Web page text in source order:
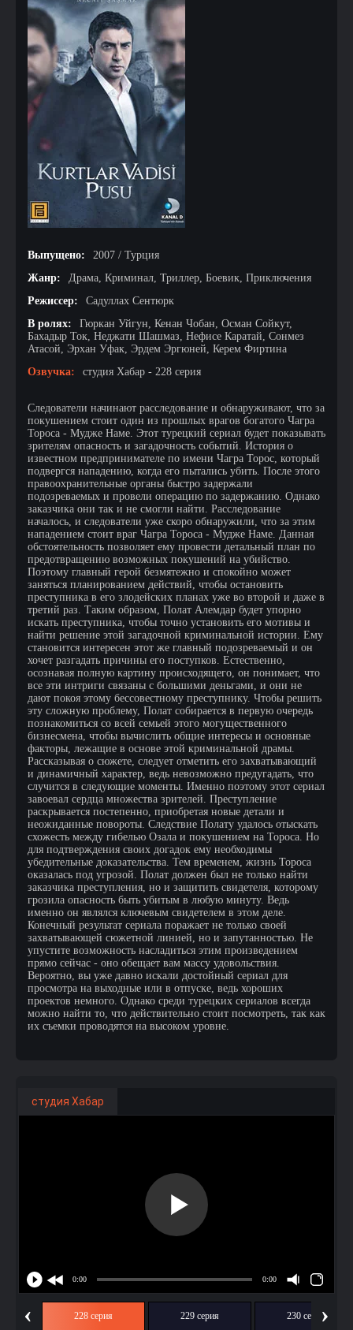
Выпущено:
2007 / Турция
Жанр:
Драма, Криминал, Триллер, Боевик, Приключения
Режиссер:
Садуллах Сентюрк
В ролях:
Гюркан Уйгун, Кенан Чобан, Осман Сойкут,
Бахадыр Ток, Неджати Шашмаз, Нефисе Каратай, Сонмез
Атасой, Эрхан Уфак, Эрдем Эргюней, Керем Фиртина
Озвучка:
студия Хабар - 228 серия
Следователи начинают расследование и обнаруживают, что за
покушением стоит один из прошлых врагов богатого Чагра
Тороса - Мудже Наме. Этот турецкий сериал будет показывать
зрителям опасность и загадочность событий. История о
известном предпринимателе по имени Чагра Торос, который
подвергся нападению, когда его пытались убить. После этого
правоохранительные органы быстро задержали
подозреваемых и провели операцию по задержанию. Однако
заказчика они так и не смогли найти. Расследование
началось, и следователи уже скоро обнаружили, что за этим
нападением стоит враг Чагра Тороса - Мудже Наме. Данная
обстоятельность позволяет ему провести детальный план по
предотвращению возможных покушений на убийство.
Поэтому главный герой безмятежно и спокойно может
заняться планированием действий, чтобы остановить
преступника в его злодейских планах уже во второй и даже в
третий раз. Таким образом, Полат Алемдар будет упорно
искать преступника, чтобы точно установить его мотивы и
найти решение этой загадочной криминальной истории. Ему
становится интересен этот же главный подозреваемый и он
хочет разгадать причины его поступков. Естественно,
осознавая полную картину происходящего, он понимает, что
все эти интриги связаны с большими деньгами, и они не
дают покоя этому бессовестному преступнику. Чтобы решить
эту сложную проблему, Полат собирается в первую очередь
познакомиться со всей семьей этого могущественного
бизнесмена, чтобы вычислить общие интересы и основные
факторы, лежащие в основе этой криминальной драмы.
Рассказывая о сюжете, следует отметить его захватывающий
и динамичный характер, ведь невозможно предугадать, что
случится в следующие моменты. Именно поэтому этот сериал
завоевал сердца множества зрителей. Преступление
раскрывается постепенно, приобретая новые детали и
неожиданные повороты. Следствие Полату удалось отыскать
схожесть между гибелью Озала и покушением на Тороса. Но
для подтверждения своих догадок ему необходимы
убедительные доказательства. Тем временем, жизнь Тороса
оказалась под угрозой. Полат должен был не только найти
заказчика преступления, но и защитить свидетеля, которому
грозила опасность быть убитым в любую минуту. Ведь
именно он являлся ключевым свидетелем в этом деле.
Конечный результат сериала поражает не только своей
захватывающей сюжетной линией, но и запутанностью. Не
упустите возможность насладиться этим произведением
прямо сейчас - оно обещает вам массу удовольствия.
Вероятно, вы уже давно искали достойный сериал для
просмотра на выходные или в отпуске, ведь хороших
проектов немного. Однако среди турецких сериалов всегда
можно найти то, что действительно стоит посмотреть, так как
их съемки проводятся на высоком уровне.
студия Хабар
‹ 228 серия 229 серия 230 серия›